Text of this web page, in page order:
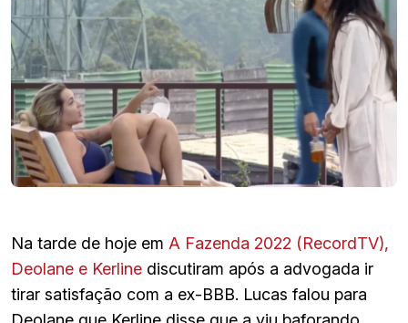
Na tarde de hoje em A Fazenda 2022 (RecordTV),
Deolane e Kerline discutiram após a advogada ir
tirar satisfação com a ex-BBB. Lucas falou para